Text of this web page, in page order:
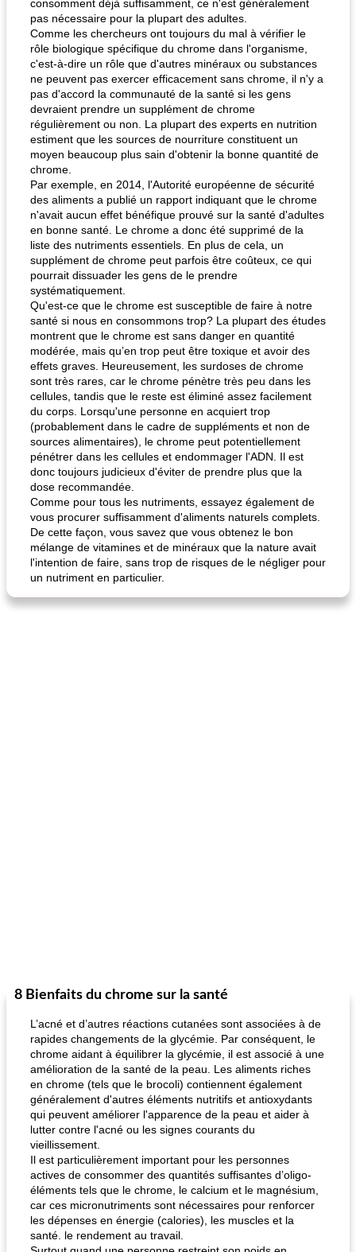
consomment déjà suffisamment, ce n'est généralement
pas nécessaire pour la plupart des adultes.
Comme les chercheurs ont toujours du mal à vérifier le
rôle biologique spécifique du chrome dans l'organisme,
c'est-à-dire un rôle que d'autres minéraux ou substances
ne peuvent pas exercer efficacement sans chrome, il n'y a
pas d'accord la communauté de la santé si les gens
devraient prendre un supplément de chrome
régulièrement ou non. La plupart des experts en nutrition
estiment que les sources de nourriture constituent un
moyen beaucoup plus sain d'obtenir la bonne quantité de
chrome.
Par exemple, en 2014, l'Autorité européenne de sécurité
des aliments a publié un rapport indiquant que le chrome
n'avait aucun effet bénéfique prouvé sur la santé d'adultes
en bonne santé. Le chrome a donc été supprimé de la
liste des nutriments essentiels. En plus de cela, un
supplément de chrome peut parfois être coûteux, ce qui
pourrait dissuader les gens de le prendre
systématiquement.
Qu'est-ce que le chrome est susceptible de faire à notre
santé si nous en consommons trop? La plupart des études
montrent que le chrome est sans danger en quantité
modérée, mais qu’en trop peut être toxique et avoir des
effets graves. Heureusement, les surdoses de chrome
sont très rares, car le chrome pénètre très peu dans les
cellules, tandis que le reste est éliminé assez facilement
du corps. Lorsqu'une personne en acquiert trop
(probablement dans le cadre de suppléments et non de
sources alimentaires), le chrome peut potentiellement
pénétrer dans les cellules et endommager l'ADN. Il est
donc toujours judicieux d'éviter de prendre plus que la
dose recommandée.
Comme pour tous les nutriments, essayez également de
vous procurer suffisamment d'aliments naturels complets.
De cette façon, vous savez que vous obtenez le bon
mélange de vitamines et de minéraux que la nature avait
l'intention de faire, sans trop de risques de le négliger pour
un nutriment en particulier.
8 Bienfaits du chrome sur la santé
L’acné et d’autres réactions cutanées sont associées à de
rapides changements de la glycémie. Par conséquent, le
chrome aidant à équilibrer la glycémie, il est associé à une
amélioration de la santé de la peau. Les aliments riches
en chrome (tels que le brocoli) contiennent également
généralement d'autres éléments nutritifs et antioxydants
qui peuvent améliorer l'apparence de la peau et aider à
lutter contre l'acné ou les signes courants du
vieillissement.
Il est particulièrement important pour les personnes
actives de consommer des quantités suffisantes d’oligo-
éléments tels que le chrome, le calcium et le magnésium,
car ces micronutriments sont nécessaires pour renforcer
les dépenses en énergie (calories), les muscles et la
santé. le rendement au travail.